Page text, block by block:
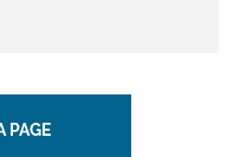
PAGE